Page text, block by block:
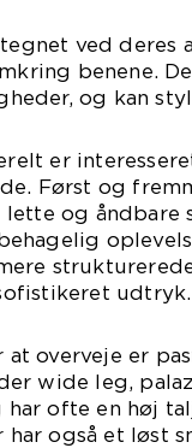
ved
benene.
og kan
er
Først og
og åndbare
udtryk.
overveje er
wide leg,
har ofte en høj
også et løst